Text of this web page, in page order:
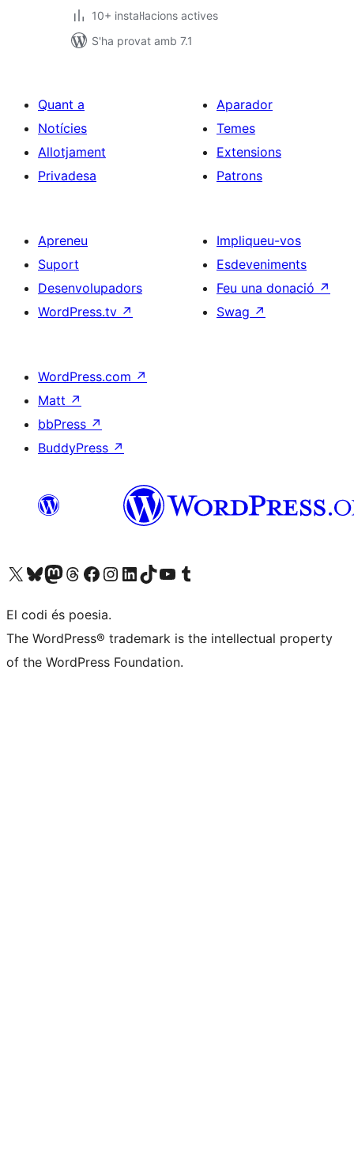
10+ instal·lacions actives
S'ha provat amb 7.1
Quant a
Notícies
Allotjament
Privadesa
Aparador
Temes
Extensions
Patrons
Apreneu
Suport
Desenvolupadors
WordPress.tv ↗
Impliqueu-vos
Esdeveniments
Feu una donació ↗
Swag ↗
WordPress.com ↗
Matt ↗
bbPress ↗
BuddyPress ↗
Visiteu el nostre compte X (abans Twitter)
Visiteu el nostre compte de Bluesky
Visiteu el nostre compte al Mastodon
Visiteu el nostre compte de Threads
Visiteu la nostra pàgina al Facebook
Visiteu el nostre compte d'Instagram
Visiteu el nostre compte de LinkedIn
Visiteu el nostre compte de TikTok
Visiteu el nostre canal al YouTube
Visiteu el nostre compte de Tumblr
El codi és poesia.
The WordPress® trademark is the intellectual property
of the WordPress Foundation.